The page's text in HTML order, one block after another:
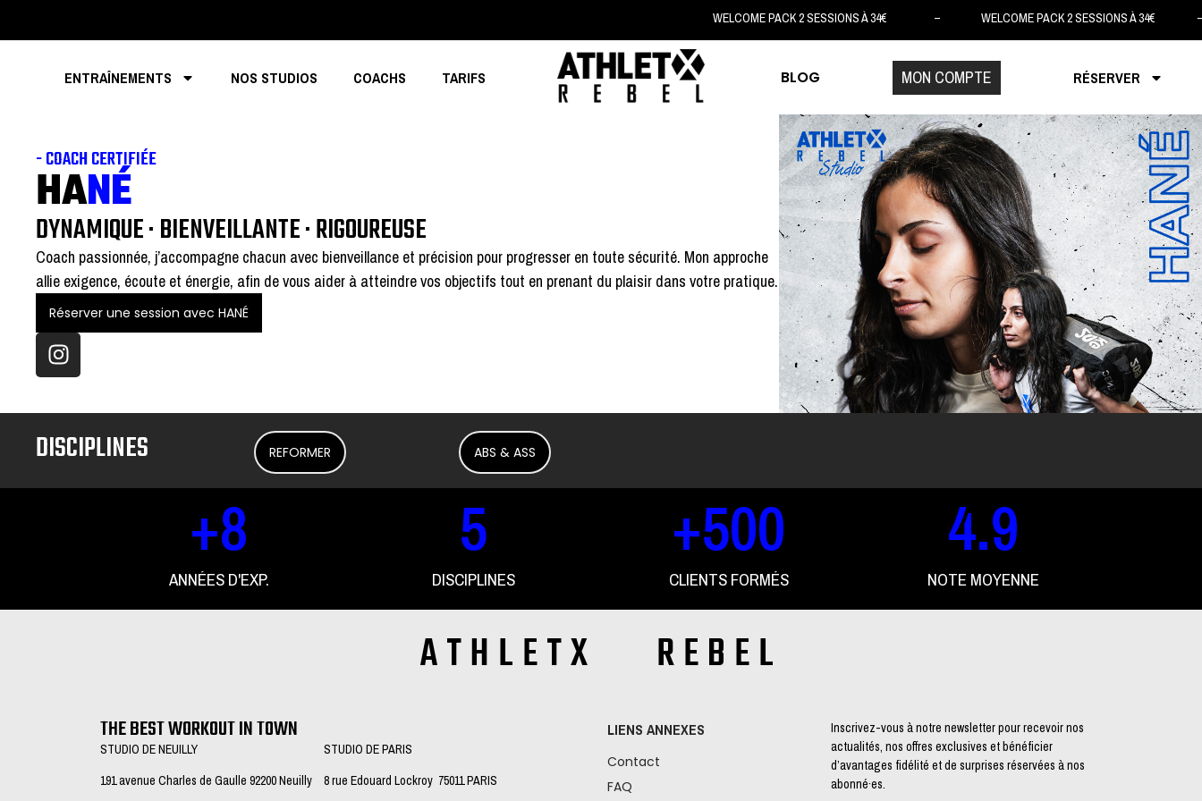
WELCOME PACK 2 SESSIONS À 34€ – WELCOME PACK 2 SESSIONS À
ENTRAÎNEMENTS NOS STUDIOS COACHS TARIFS BLOG MON COMPTE RÉSERVER
- COACH CERTIFIÉE
HANÉ
DYNAMIQUE · BIENVEILLANTE · RIGOUREUSE
Coach passionnée, j’accompagne chacun avec bienveillance et précision pour progresser en toute sécurité. Mon approche
allie exigence, écoute et énergie, afin de vous aider à atteindre vos objectifs tout en prenant du plaisir dans votre pratique.
Réserver une session avec HANÉ
DISCIPLINES REFORMER ABS & ASS
ANNÉES D'EXP.
+8
DISCIPLINES
5
CLIENTS FORMÉS
+500
NOTE MOYENNE
4.9
ATHLETX REBEL
THE BEST WORKOUT IN TOWN
STUDIO DE NEUILLY
191 avenue Charles de Gaulle 92200 Neuilly
STUDIO DE PARIS
8 rue Edouard Lockroy 75011 PARIS
LIENS ANNEXES
Contact
FAQ
Inscrivez-vous à notre newsletter pour recevoir nos
actualités, nos offres exclusives et bénéficier
d’avantages fidélité et de surprises réservées à nos
abonné·es.